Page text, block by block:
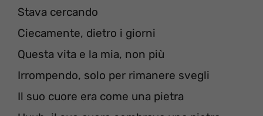
Stava cercando
Ciecamente, dietro i giorni
Questa vita e la mia, non più
Irrompendo, solo per rimanere svegli
Il suo cuore era come una pietra